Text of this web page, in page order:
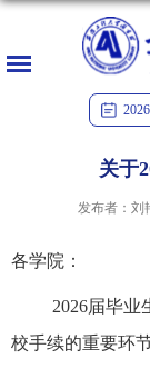
2026
关于
发布者：刘
各学院：
2026届毕
校手续的重要环